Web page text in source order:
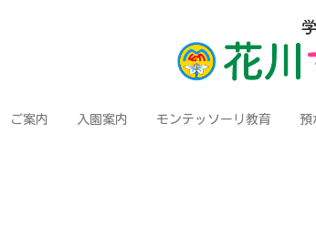
ご案内 入園案内 モンテッソーリ教育 預